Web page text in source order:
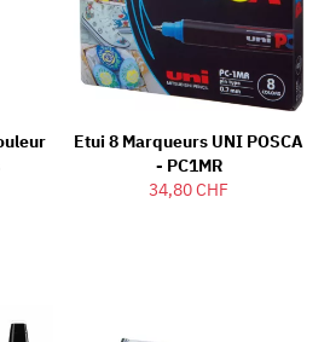
Etui 8 Marqueurs UNI POSCA
- PC1MR
34,80 CHF